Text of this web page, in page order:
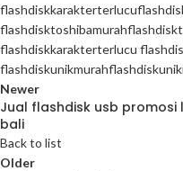
flashdiskkarakterterlucu
flashdisktoshibamurah
flashdiskkarakterterlucu
flashdiskunikmurah
Newer
Jual flashdisk usb
bali
Back to list
Older